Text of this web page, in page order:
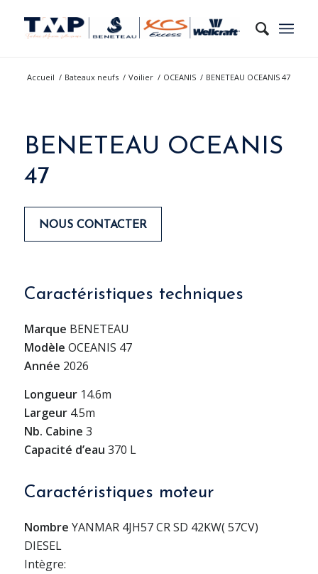
Accueil / Bateaux neufs / Voilier / OCEANIS / BENETEAU OCEANIS 47
BENETEAU OCEANIS
47
NOUS CONTACTER
Please set a mobile device fallback image for
this video in your wordpress backend
Caractéristiques techniques
Marque BENETEAU
Modèle OCEANIS 47
Année 2026
Longueur14.6m
Largeur4.5m
Nb. Cabine 3
Capacité d’eau 370 L
Caractéristiques moteur
Nombre YANMAR 4JH57 CR SD 42KW( 57CV)
DIESEL
Intègre: